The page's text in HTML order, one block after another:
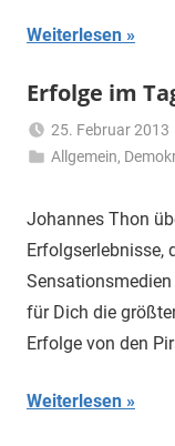
Weiterlesen
Erfolge im
25. Februar 2013
Allgemein,
Johannes Thon
Erfolgserlebnisse,
für Dich die
Erfolge von den
Weiterlesen